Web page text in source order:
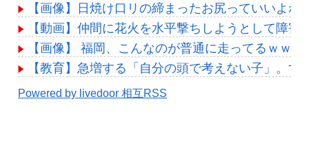
【画像】日焼け口リの締まったお尻っていいよね
【動画】仲間に花火を水平撃ちしようとして障
【画像】 福岡、こんなのが普通に走ってるｗｗ
【教育】急増する「自分の頭で考えない子」。
Powered by livedoor 相互RSS